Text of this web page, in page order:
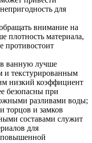
для
внимание на
плотность материала,
противостоит
ванную лучше
и текстурированным
низкий коэффициент
безопасны при
разливами воды;
торцов и замков
составами служит
для
повышенной